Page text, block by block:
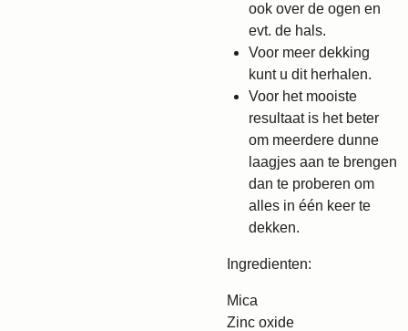
ook over de ogen en
evt. de hals.
Voor meer dekking
kunt u dit herhalen.
Voor het mooiste
resultaat is het beter
om meerdere dunne
laagjes aan te brengen
dan te proberen om
alles in één keer te
dekken.
Ingredienten:
Mica
Zinc oxide